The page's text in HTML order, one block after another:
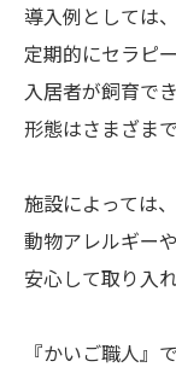
導入例としては、
定期的にセラピ
入居者が飼育で
形態はさまざまで
施設によっては、
動物アレルギー
安心して取り入
『かいご職人』